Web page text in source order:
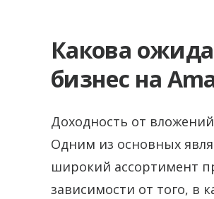
Какова
бизнес на
Доходность от
Одним из основных
широкий ассортимент
зависимости от того, в